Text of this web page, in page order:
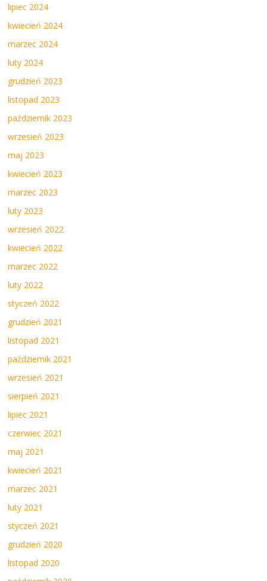
lipiec 2024
kwiecień 2024
marzec 2024
luty 2024
grudzień 2023
listopad 2023
październik 2023
wrzesień 2023
maj 2023
kwiecień 2023
marzec 2023
luty 2023
wrzesień 2022
kwiecień 2022
marzec 2022
luty 2022
styczeń 2022
grudzień 2021
listopad 2021
październik 2021
wrzesień 2021
sierpień 2021
lipiec 2021
czerwiec 2021
maj 2021
kwiecień 2021
marzec 2021
luty 2021
styczeń 2021
grudzień 2020
listopad 2020